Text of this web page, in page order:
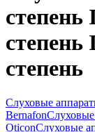
степень
Слуховые
Bernafon
OticonСлуховые